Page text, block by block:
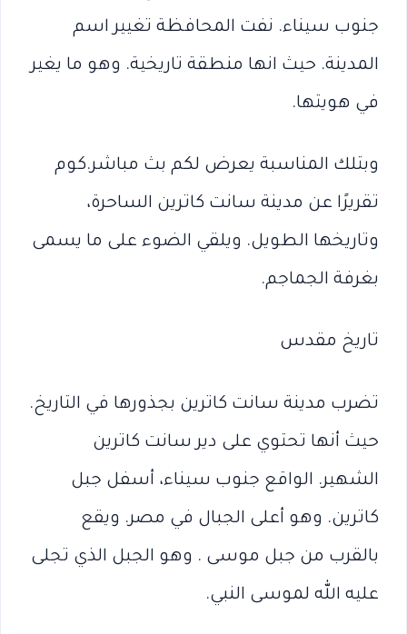
جنوب سيناء. نفت المحافظة تغيير اسم
المدينة. حيث انها منطقة تاريخية. وهو ما يغير
في هويتها.
وبتلك المناسبة يعرض لكم بث مباشر.كوم
تقريرًا عن مدينة سانت كاترين الساحرة،
وتاريخها الطويل. ويلقي الضوء على ما يسمى
بغرفة الجماجم.
تاريخ مقدس
تضرب مدينة سانت كاترين بجذورها في التاريخ.
حيث أنها تحتوي على دير سانت كاترين
الشهير. الواقع جنوب سيناء، أسفل جبل
كاترين. وهو أعلى الجبال في مصر. ويقع
بالقرب من جبل موسى . وهو الجبل الذي تجلى
عليه الله لموسى النبي.